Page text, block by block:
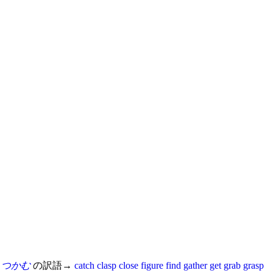
つかむの訳語→ catch clasp close figure find gather get grab grasp